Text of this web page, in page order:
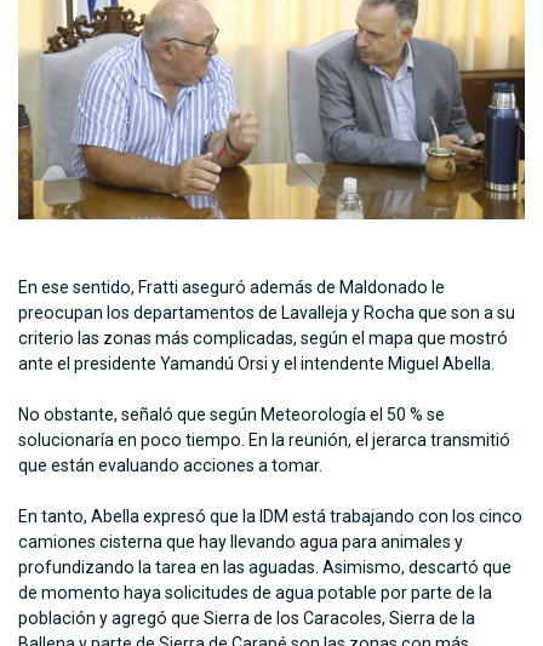
En ese sentido, Fratti aseguró además de Maldonado le
preocupan los departamentos de Lavalleja y Rocha que son a su
criterio las zonas más complicadas, según el mapa que mostró
ante el presidente Yamandú Orsi y el intendente Miguel Abella.
No obstante, señaló que según Meteorología el 50 % se
solucionaría en poco tiempo. En la reunión, el jerarca transmitió
que están evaluando acciones a tomar.
En tanto, Abella expresó que la IDM está trabajando con los cinco
camiones cisterna que hay llevando agua para animales y
profundizando la tarea en las aguadas. Asimismo, descartó que
de momento haya solicitudes de agua potable por parte de la
población y agregó que Sierra de los Caracoles, Sierra de la